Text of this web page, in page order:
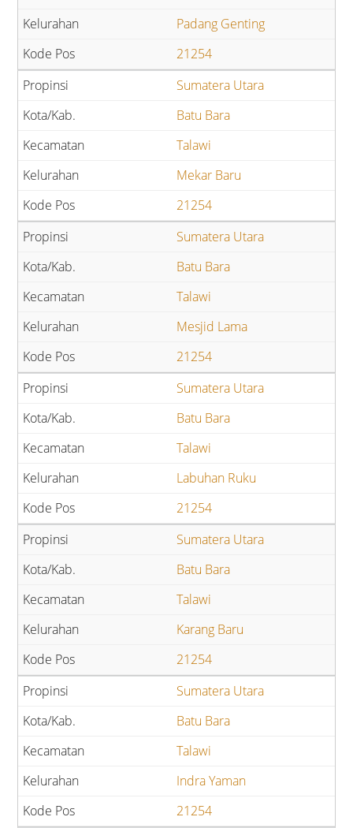
Padang Genting
21254
Sumatera Utara
Batu Bara
Talawi
Mekar Baru
21254
Sumatera Utara
Batu Bara
Talawi
Mesjid Lama
21254
Sumatera Utara
Batu Bara
Talawi
Labuhan Ruku
21254
Sumatera Utara
Batu Bara
Talawi
Karang Baru
21254
Sumatera Utara
Batu Bara
Talawi
Indra Yaman
21254